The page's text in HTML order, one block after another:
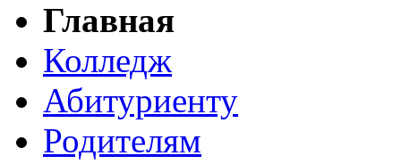
Главная
Колледж
Абитуриенту
Родителям